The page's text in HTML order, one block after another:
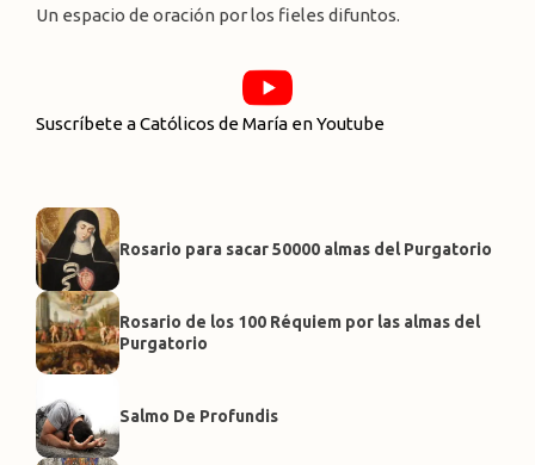
Un espacio de oración por los fieles difuntos.
Suscríbete a Católicos de María en Youtube
Rosario para sacar 50000 almas del Purgatorio
Rosario de los 100 Réquiem por las almas del
Purgatorio
Salmo De Profundis